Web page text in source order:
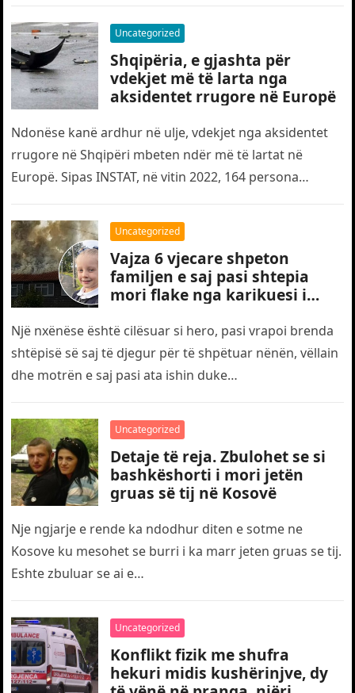
Uncategorized
Shqipëria, e gjashta për
vdekjet më të larta nga
aksidentet rrugore në Europë
Ndonëse kanë ardhur në ulje, vdekjet nga aksidentet
rrugore në Shqipëri mbeten ndër më të lartat në
Europë. Sipas INSTAT, në vitin 2022, 164 persona
Uncategorized
Vajza 6 vjecare shpeton
familjen e saj pasi shtepia
mori flake nga karikuesi i
Një nxënëse është cilësuar si hero, pasi vrapoi brenda
shtëpisë së saj të djegur për të shpëtuar nënën, vëllain
dhe motrën e saj pasi ata ishin duke…
Uncategorized
Detaje të reja. Zbulohet se si
bashkëshorti i mori jetën
gruas së tij në Kosovë
Nje ngjarje e rende ka ndodhur diten e sotme ne
Kosove ku mesohet se burri i ka marr jeten gruas se tij.
Eshte zbuluar se ai e…
Uncategorized
Konflikt fizik me shufra
hekuri midis kushërinjve, dy